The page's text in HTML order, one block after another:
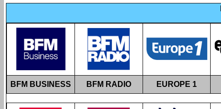
BFM BUSINESS BFM RADIO EUROPE 1